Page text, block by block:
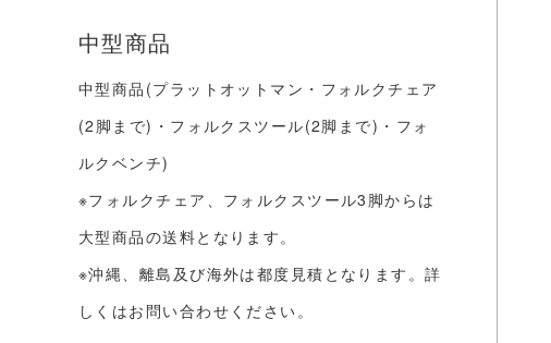
中型商品
中型商品(プラットオットマン・フォルクチェア
(2脚まで)・フォルクスツール(2脚まで)・フォ
ルクベンチ)
※フォルクチェア、フォルクスツール3脚からは
大型商品の送料となります。
※沖縄、離島及び海外は都度見積となります。詳
しくはお問い合わせください。